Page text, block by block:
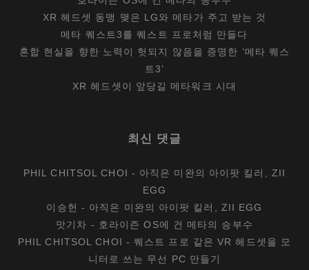
XR 헤드셋 동맹 맺은 LG와 메타가 주고 받는 것
메타 퀘스트3를 퀘스트 프로처럼 만들다
혼합 현실을 향한 노력이 헛되지 않음을 증명한 ‘메타 퀘스
트3’
XR 헤드셋이 앞당길 메타워크 시대
최신 댓글
PHIL CHITSOL CHOI - 아직은 미완의 아이팟 킬러, ZII
EGG
이승헌 - 아직은 미완의 아이팟 킬러, ZII EGG
맛기차 - 호라이즌 OS에 건 메타의 승부수
PHIL CHITSOL CHOI -퀘스트 프로 같은 VR 헤드셋을 모
니터로 쓰는 무선 PC 만들기